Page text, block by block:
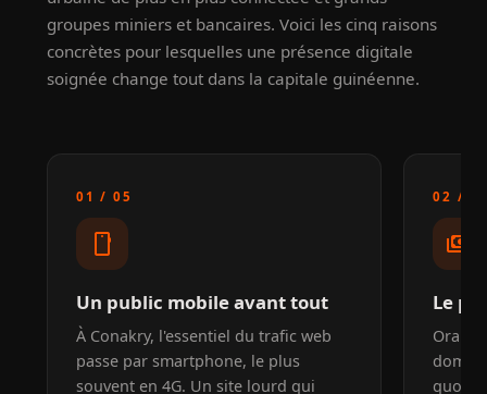
groupes miniers et bancaires. Voici les cinq raisons
concrètes pour lesquelles une présence digitale
soignée change tout dans la capitale guinéenne.
01 / 05
smartphone
Un public mobile avant tout
À Conakry, l'essentiel du trafic web
passe par smartphone, le plus
souvent en 4G. Un site lourd qui
02 /
payments
Le